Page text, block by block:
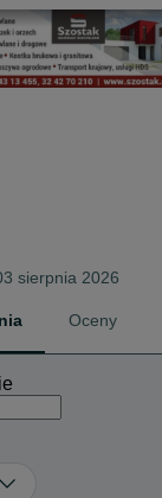
sierpnia 2026
Oceny